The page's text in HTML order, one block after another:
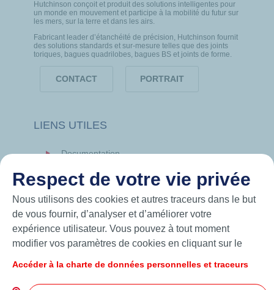
Hutchinson conçoit et produit des solutions intelligentes pour
un monde en mouvement et participe à la mobilité du futur sur
les mers, sur la terre et dans les airs.
Fabricant leader d’étanchéité de précision, Hutchinson fournit
des solutions standards et sur-mesure telles que des joints
toriques, bagues quadrilobes, bagues BS et joints de forme.
CONTACT PORTRAIT
LIENS UTILES
Documentation
Hutchinson.com
Respect de votre vie privée
Nous utilisons des cookies et autres traceurs dans le but
de vous fournir, d’analyser et d’améliorer votre
expérience utilisateur. Vous pouvez à tout moment
modifier vos paramètres de cookies en cliquant sur le
« J’accepte », vous acceptez le dépôt de l’ensemble des
cookies. Dans le cas où vous cliquez sur « Je refuse »,
Accéder à la charte de données personnelles et traceurs